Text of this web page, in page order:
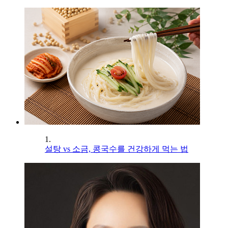
1.
설탕 vs 소금, 콩국수를 건강하게 먹는 법